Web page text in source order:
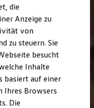
und Updates
ID.
die
Anzeige zu
von
zu steuern. Sie
besucht
Inhalte
basiert auf einer
Ihres Browsers
Die